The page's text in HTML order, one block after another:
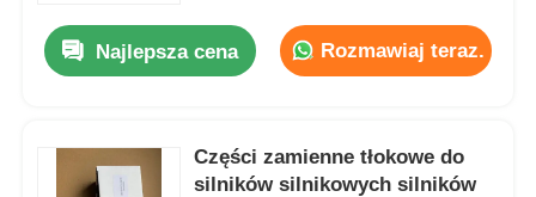
Najlepsza cena Rozmawiaj teraz.
Części zamienne tłokowe do
silników silnikowych silników